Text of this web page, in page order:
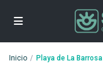
Inicio Playa de La Barrosa